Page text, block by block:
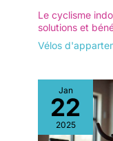
Le cyclisme
solutions et
Vélos
Jan
22
2025